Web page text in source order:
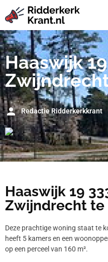
Haaswijk
Redactie Ridderkerkkrant
Haaswijk 19
Zwijndrecht te
Deze prachtige woning staat te
heeft 5 kamers en een
op een perceel van 160 m².